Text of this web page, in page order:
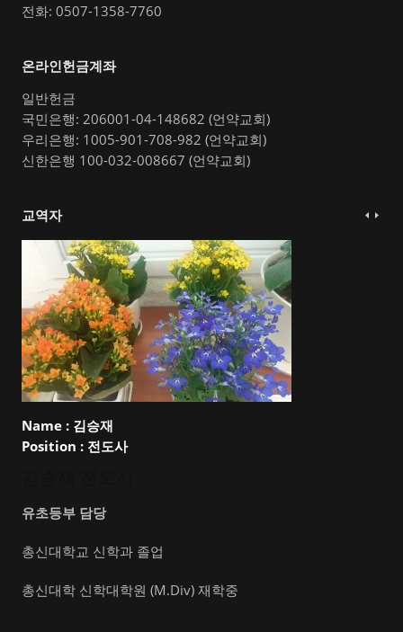
전화: 0507-1358-7760
온라인헌금계좌
일반헌금
국민은행: 206001-04-148682 (언약교회)
우리은행: 1005-901-708-982 (언약교회)
신한은행 100-032-008667 (언약교회)
교역자
Name : 김승재
Position : 전도사
유초등부 담당
총신대학교 신학과 졸업
총신대학 신학대학원 (M.Div) 재학중